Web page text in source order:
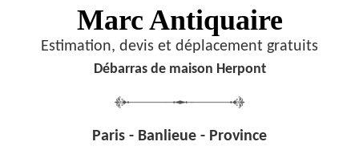
Marc Antiquaire
Estimation, devis et déplacement gratuits
Débarras de maison Herpont
Paris - Banlieue - Province